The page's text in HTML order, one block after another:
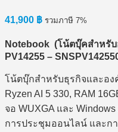
41,900 ฿ รวมภาษี 7%
Notebook (โน้ตบุ๊คสำหรับ
PV14255 –
โน้ตบุ๊กสำหรับธุรกิจและอง
Ryzen AI 5 330, RAM
จอ WUXGA และ
การประชุมออนไลน์ และก